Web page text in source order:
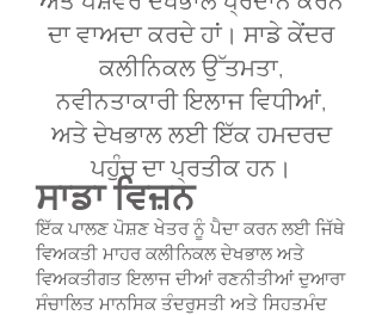
ਦਾ ਵਾਅਦਾ ਕਰਦੇ ਹਾਂ। ਸਾਡੇ ਕੇਂਦਰ
ਕਲੀਨਿਕਲ ਉੱਤਮਤਾ,
ਨਵੀਨਤਾਕਾਰੀ ਇਲਾਜ ਵਿਧੀਆਂ,
ਅਤੇ ਦੇਖਭਾਲ ਲਈ ਇੱਕ ਹਮਦਰਦ
ਪਹੁੰਚ ਦਾ ਪ੍ਰਤੀਕ ਹਨ।
ਸਾਡਾ ਵਿਜ਼ਨ
ਇੱਕ ਪਾਲਣ ਪੋਸ਼ਣ ਖੇਤਰ ਨੂੰ ਪੈਦਾ ਕਰਨ ਲਈ ਜਿੱਥੇ
ਵਿਅਕਤੀ ਮਾਹਰ ਕਲੀਨਿਕਲ ਦੇਖਭਾਲ ਅਤੇ
ਵਿਅਕਤੀਗਤ ਇਲਾਜ ਦੀਆਂ ਰਣਨੀਤੀਆਂ ਦੁਆਰਾ
ਸੰਚਾਲਿਤ ਮਾਨਸਿਕ ਤੰਦਰੁਸਤੀ ਅਤੇ ਸਿਹਤਮੰਦ